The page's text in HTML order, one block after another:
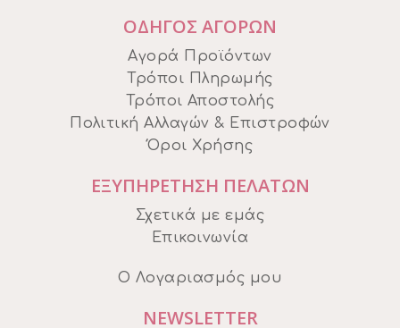
ΟΔΗΓΟΣ ΑΓΟΡΩΝ
Αγορά Προϊόντων
Τρόποι Πληρωμής
Τρόποι Αποστολής
Πολιτική Αλλαγών & Επιστροφών
Όροι Χρήσης
ΕΞΥΠΗΡΕΤΗΣΗ ΠΕΛΑΤΩΝ
Σχετικά με εμάς
Επικοινωνία
Ο Λογαριασμός μου
NEWSLETTER